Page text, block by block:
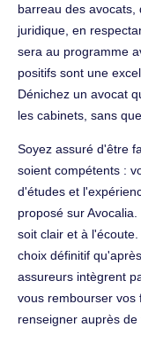
barreau des
juridique, en
sera au programme
positifs sont une
Dénichez un avocat
les cabinets, sans
Soyez assuré d'être
soient compétents :
d'études et
proposé sur
soit clair et à
choix définitif
assureurs intègrent
vous rembourser vos
renseigner auprès de